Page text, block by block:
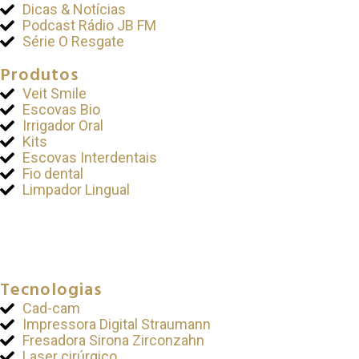
Dicas & Notícias
Podcast Rádio JB FM
Série O Resgate
Produtos
Veit Smile
Escovas Bio
Irrigador Oral
Kits
Escovas Interdentais
Fio dental
Limpador Lingual
Tecnologias
Cad-cam
Impressora Digital Straumann
Fresadora Sirona Zirconzahn